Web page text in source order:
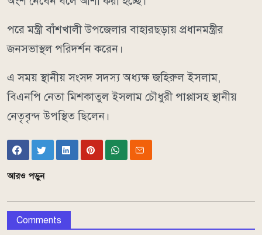
পরে মন্ত্রী বাঁশখালী উপজেলার বাহারছড়ায় প্রধানমন্ত্রীর
জনসভাস্থল পরিদর্শন করেন।
এ সময় স্থানীয় সংসদ সদস্য অধ্যক্ষ জহিরুল ইসলাম,
বিএনপি নেতা মিশকাতুল ইসলাম চৌধুরী পাপ্পাসহ স্থানীয়
নেতৃবৃন্দ উপস্থিত ছিলেন।
আরও পড়ুন
Comments